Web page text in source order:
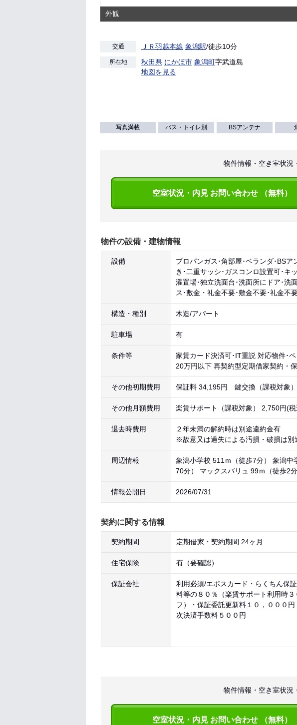
外観
交通 ＪＲ羽越本線 象潟駅/徒歩10分
所在地 秋田県 にかほ市 象潟町字武道島
地図を見る
写真満載 バス・トイレ別 BSアンテナ
物件情報・空き室状況
空室状況・内見 お問い合わせ （無料）
物件の設備・建物情報
設備
プロパンガス･角部屋･ベランダ･BS
き･二重サッシ･ガスコンロ設置可･キ
濯置場･独立洗面台･洗面所にドア･洗
ス･敷金・礼金不要･敷金不要･礼金不
構造・種別 木造/アパート
駐車場 有
条件等
家賃カード決済可･IT重説 対応物件･
20万円以下 再契約型定期借家契約・
その他初期費用 保証料 34,195円 鍵交換（課税対象
その他月額費用 楽賃サポート（課税対象） 2,750円(税
退去時費用
２年未満の解約時は別途違約金有
※故意又は過失による汚損・破損は別
周辺情報
象潟小学校 511ｍ（徒歩7分） 象潟
70分） マックスバリュ 99ｍ（徒歩2
情報公開日 2026/07/31
契約に関する情報
契約期間 定期借家・契約期間 24ヶ月
住宅保険 有（要確認）
保証会社
利用必須/エポスカード・らくちん保
料等の８０％（楽賃サポート利用時３
フ）・保証委託更新料１０，０００円
次決済手数料５００円
物件情報・空き室状況
空室状況・内見 お問い合わせ （無料）